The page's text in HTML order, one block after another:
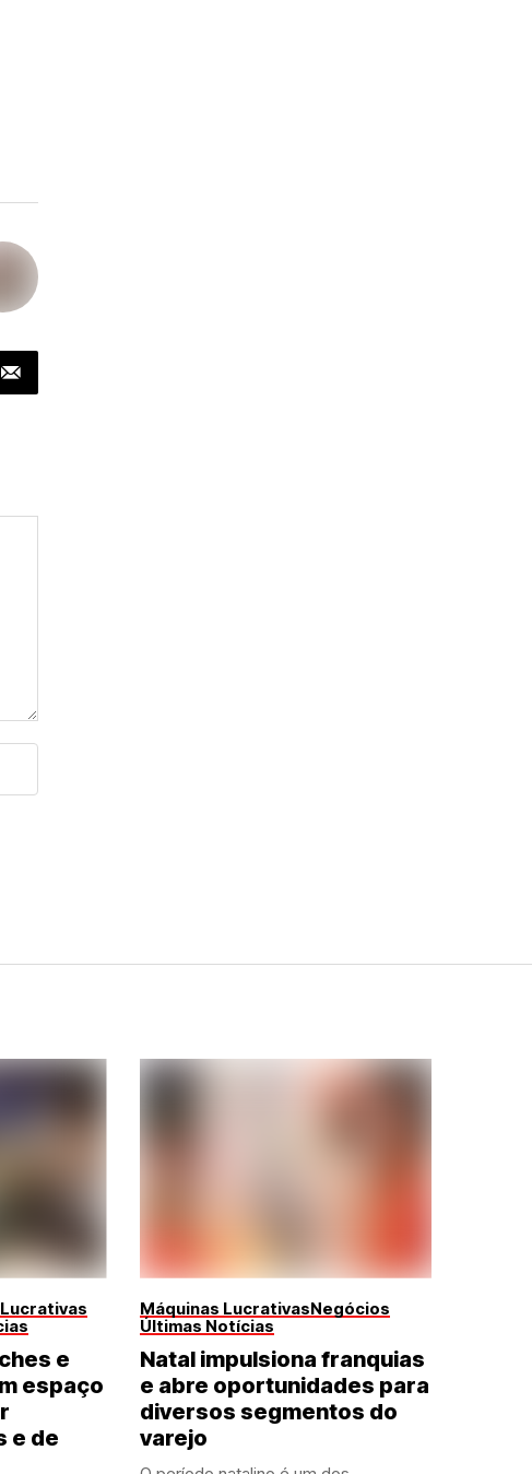
e
espaço
e de
Máquinas LucrativasNegócios
Últimas Notícias
Natal impulsiona franquias
e abre oportunidades para
diversos segmentos do
varejo